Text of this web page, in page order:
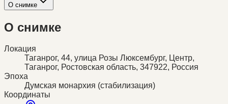
О снимке
О снимке
Локация
Таганрог, 44, улица Розы Люксембург, Центр,
Таганрог, Ростовская область, 347922, Россия
Эпоха
Думская монархия (стабилизация)
Координаты